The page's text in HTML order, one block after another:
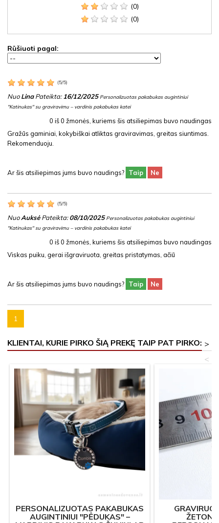
(0)
(0)
Rūšiuoti pagal:
(5/5)
NuoLinaPateikta: 16/12/2025 Personalizuotas pakabukas augintiniui
"Katinukas" su graviravimu – vardinis pakabukas katei
0 iš0 žmonės, kuriems šis atsiliepimas buvo naudingas
Gražūs gaminiai, kokybiškai atliktas graviravimas, greitas siuntimas.
Rekomenduoju.
Ar šis atsiliepimas jums buvo naudings? Taip Ne
(5/5)
NuoAuksėPateikta:08/10/2025 Personalizuotas pakabukas augintiniui
"Katinukas" su graviravimu – vardinis pakabukas katei
0 iš0 žmonės, kuriems šis atsiliepimas buvo naudingas
Viskas puiku, gerai išgraviruota, greitas pristatymas, ačiū
Ar šis atsiliepimas jums buvo naudings? Taip Ne
1
KLIENTAI, KURIE PIRKO ŠIĄ PREKĘ TAIP PAT PIRKO: >
<
PERSONALIZUOTAS PAKABUKAS
AUGINTINIUI "PĖDUKAS" –